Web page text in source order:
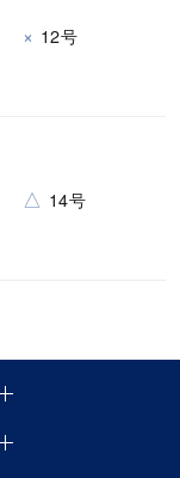
× 12号
△ 14号